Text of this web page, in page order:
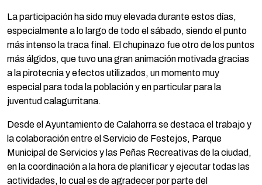
La participación ha sido muy elevada durante estos días,
especialmente a lo largo de todo el sábado, siendo el punto
más intenso la traca final. El chupinazo fue otro de los puntos
más álgidos, que tuvo una gran animación motivada gracias
a la pirotecnia y efectos utilizados, un momento muy
especial para toda la población y en particular para la
juventud calagurritana.
Desde el Ayuntamiento de Calahorra se destaca el trabajo y
la colaboración entre el Servicio de Festejos, Parque
Municipal de Servicios y las Peñas Recreativas de la ciudad,
en la coordinación a la hora de planificar y ejecutar todas las
actividades, lo cual es de agradecer por parte del